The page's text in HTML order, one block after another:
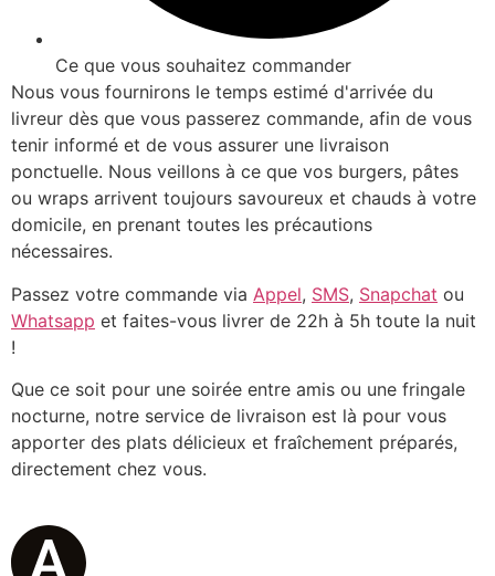
Ce que vous souhaitez commander
Nous vous fournirons le temps estimé d'arrivée du
livreur dès que vous passerez commande, afin de vous
tenir informé et de vous assurer une livraison
ponctuelle. Nous veillons à ce que vos burgers, pâtes
ou wraps arrivent toujours savoureux et chauds à votre
domicile, en prenant toutes les précautions
nécessaires.
Passez votre commande via Appel, SMS, Snapchat ou
Whatsapp et faites-vous livrer de 22h à 5h toute la nuit
!
Que ce soit pour une soirée entre amis ou une fringale
nocturne, notre service de livraison est là pour vous
apporter des plats délicieux et fraîchement préparés,
directement chez vous.